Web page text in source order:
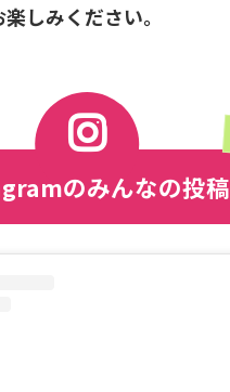
しみください。
のみんなの投稿